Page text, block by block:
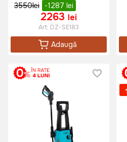
3550lei -1287 lei
2263 lei
Art: DZ-SE183
Adaugă